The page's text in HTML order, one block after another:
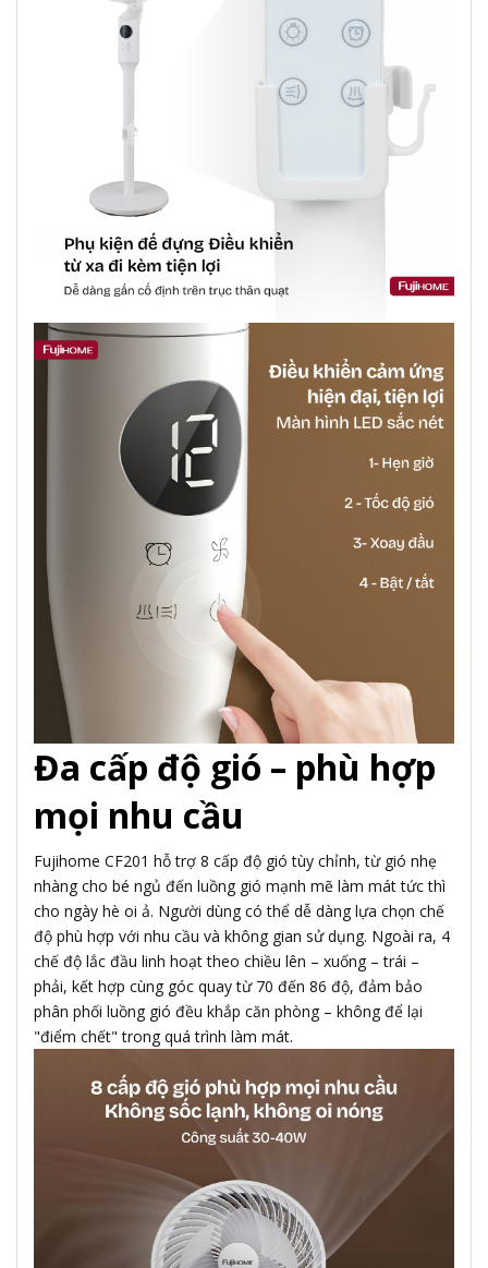
Đa cấp độ gió – phù hợp
mọi nhu cầu
Fujihome CF201 hỗ trợ 8 cấp độ gió tùy chỉnh, từ gió nhẹ
nhàng cho bé ngủ đến luồng gió mạnh mẽ làm mát tức thì
cho ngày hè oi ả. Người dùng có thể dễ dàng lựa chọn chế
độ phù hợp với nhu cầu và không gian sử dụng. Ngoài ra, 4
chế độ lắc đầu linh hoạt theo chiều lên – xuống – trái –
phải, kết hợp cùng góc quay từ 70 đến 86 độ, đảm bảo
phân phối luồng gió đều khắp căn phòng – không để lại
"điểm chết" trong quá trình làm mát.